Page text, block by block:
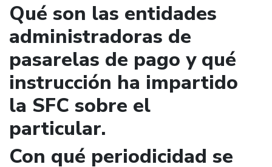
Qué son las entidades
administradoras de
pasarelas de pago y qué
instrucción ha impartido
la SFC sobre el
particular.
Con qué periodicidad se